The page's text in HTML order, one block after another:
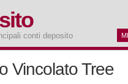
conti deposito
Vincolato Tree